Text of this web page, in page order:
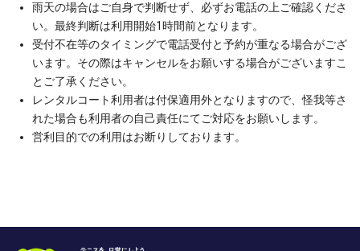
雨天の場合はご自身で判断せず、必ずお電話の上ご確認くださ
い。最終判断は利用開始1時間前となります。
受付不在等のタイミングで電話受付と予約が重なる場合がござ
います。その際はキャンセルをお願いする場合がございますこ
とご了承ください。
レンタルコート利用者は付保適用外となりますので、怪我等さ
れた場合も利用者の自己責任にてご対応をお願いします。
営利目的での利用はお断りしております。